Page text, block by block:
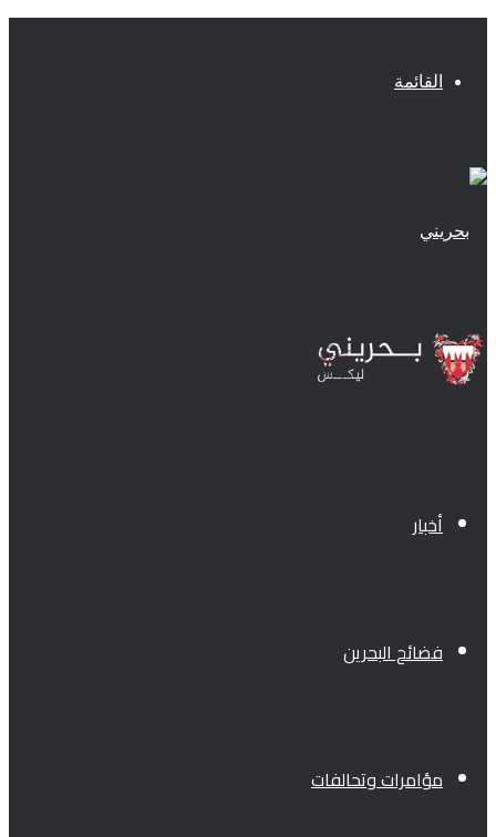
القائمة
أخبار
فضائح البحرين
مؤامرات وتحالفات